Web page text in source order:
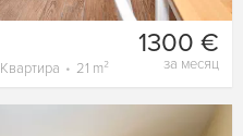
1300 €
за месяц
Квартира 21 m²